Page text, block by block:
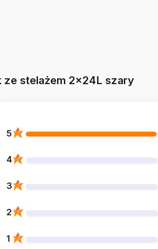
ze stelażem 2x24L szary
5
4
3
2
1